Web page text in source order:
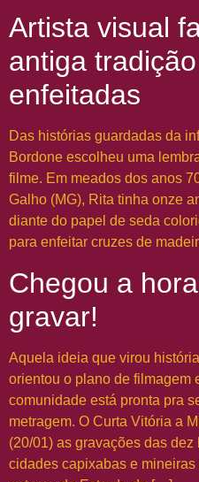
Artista visual
antiga
enfeitadas
Das histórias guardadas da
Bordone escolheu uma
filme. Em meados dos anos
Galho (MG), Rita tinha onze
diante do papel de seda
para enfeitar cruzes de
Chegou a
gravar!
Aquela ideia que virou
orientou o plano de filmagem
comunidade está pronta pra
metragem. O Curta Vitória a
(20/01) as gravações das
cidades capixabas e